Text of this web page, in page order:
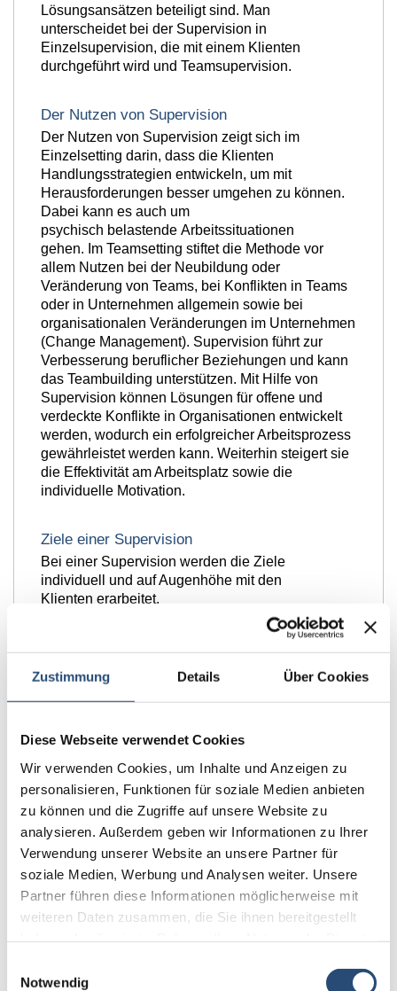
Zustimmung Details Über Cookies
Diese Webseite verwendet Cookies
Wir verwenden Cookies, um Inhalte und Anzeigen zu
personalisieren, Funktionen für soziale Medien anbieten
zu können und die Zugriffe auf unsere Website zu
analysieren. Außerdem geben wir Informationen zu Ihrer
Verwendung unserer Website an unsere Partner für
soziale Medien, Werbung und Analysen weiter. Unsere
Partner führen diese Informationen möglicherweise mit
weiteren Daten zusammen, die Sie ihnen bereitgestellt
Notwendig
Lösungsansätzen beteiligt sind. Man
unterscheidet bei der Supervision in
Einzelsupervision, die mit einem Klienten
durchgeführt wird und Teamsupervision.
Der Nutzen von Supervision
Der Nutzen von Supervision zeigt sich im
Einzelsetting darin, dass die Klienten
Handlungsstrategien entwickeln, um mit
Herausforderungen besser umgehen zu können.
Dabei kann es auch um
psychisch belastende Arbeitssituationen
gehen. Im Teamsetting stiftet die Methode vor
allem Nutzen bei der Neubildung oder
Veränderung von Teams, bei Konflikten in Teams
oder in Unternehmen allgemein sowie bei
organisationalen Veränderungen im Unternehmen
(Change Management). Supervision führt zur
Verbesserung beruflicher Beziehungen und kann
das Teambuilding unterstützen. Mit Hilfe von
Supervision können Lösungen für offene und
verdeckte Konflikte in Organisationen entwickelt
werden, wodurch ein erfolgreicher Arbeitsprozess
gewährleistet werden kann. Weiterhin steigert sie
die Effektivität am Arbeitsplatz sowie die
individuelle Motivation.
Ziele einer Supervision
Bei einer Supervision werden die Ziele
individuell und auf Augenhöhe mit den
Klienten erarbeitet.
Mögliche Ziele können sein:
Erarbeitung von
belastende
Förderung der
Kommunikation am
Arbeitsplatz
Teamentwicklung
Erarbeitung
von Konfliktlösungsstrategien
Verbessertes Arbeitsklima
und Reflexion des
Arbeitsalltages
Erweiterung beruflicher